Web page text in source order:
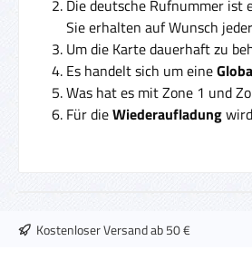
Die deutsche Rufnummer ist
Sie erhalten auf Wunsch
Um die Karte dauerhaft zu
Es handelt sich um eine
Was hat es mit Zone 1 und
Für dieWiederaufladung
Kostenloser Versand ab 50 €